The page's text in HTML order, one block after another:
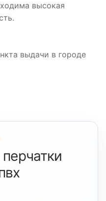
высокая
выдачи в городе